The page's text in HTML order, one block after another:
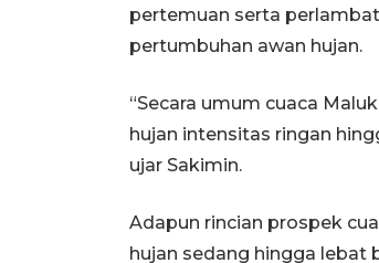
pertemuan serta
pertumbuhan awan hujan.
“Secara umum cuaca
hujan intensitas ringan
ujar Sakimin.
Adapun rincian prospek
hujan sedang hingga lebat